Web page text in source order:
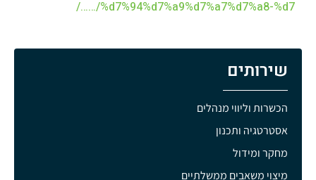
…/%d7%94%d7%a9%d7%a7%d7%a8-%d7…/
שירותים
הכשרות וליווי מנהלים
אסטרטגיה ותכנון
מחקר ומידול
מיצוי משאבים ממשלתיים